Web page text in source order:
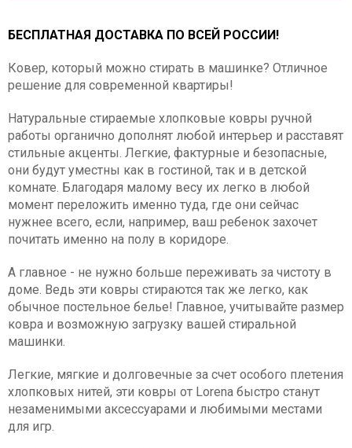
БЕСПЛАТНАЯ ДОСТАВКА ПО ВСЕЙ РОССИИ!
Ковер, который можно стирать в машинке? Отличное
решение для современной квартиры!
Натуральные стираемые хлопковые ковры ручной
работы органично дополнят любой интерьер и расставят
стильные акценты. Легкие, фактурные и безопасные,
они будут уместны как в гостиной, так и в детской
комнате. Благодаря малому весу их легко в любой
момент переложить именно туда, где они сейчас
нужнее всего, если, например, ваш ребенок захочет
почитать именно на полу в коридоре.
А главное - не нужно больше переживать за чистоту в
доме. Ведь эти ковры стираются так же легко, как
обычное постельное белье! Главное, учитывайте размер
ковра и возможную загрузку вашей стиральной
машинки.
Легкие, мягкие и долговечные за счет особого плетения
хлопковых нитей, эти ковры от Lorena быстро станут
незаменимыми аксессуарами и любимыми местами
для игр.